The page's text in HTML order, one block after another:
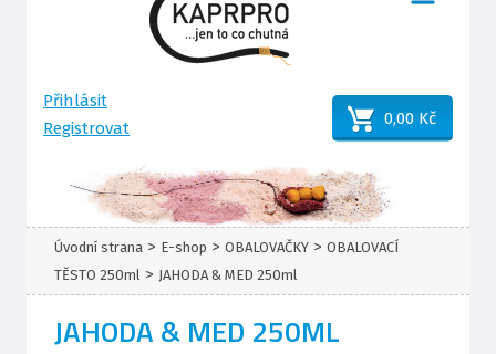
Přihlásit
Registrovat
0,00 Kč
Úvodní strana > E-shop > OBALOVAČKY > OBALOVACÍ
TĚSTO 250ml > JAHODA & MED 250ml
JAHODA & MED 250ML